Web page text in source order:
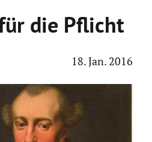
die Pflicht
18. Jan. 2016